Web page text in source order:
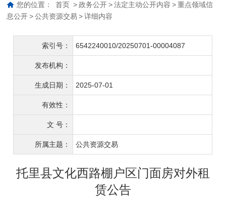
您的位置： 首页 > 政务公开 > 法定主动公开内容 > 重点领域信
息公开 > 公共资源交易 > 详细内容
索引号： 6542240010/20250701-00004087
发布机构：
生成日期： 2025-07-01
有效性：
文 号：
所属主题： 公共资源交易
托里县文化西路棚户区门面房对外租
赁公告